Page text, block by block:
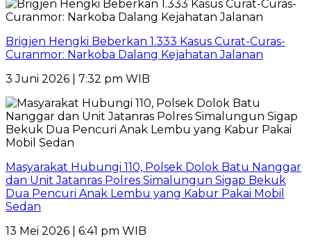
Brigjen Hengki Beberkan 1.333 Kasus Curat-Curas-
Curanmor: Narkoba Dalang Kejahatan Jalanan
3 Juni 2026 | 7:32 pm WIB
Masyarakat Hubungi 110, Polsek Dolok Batu Nanggar
dan Unit Jatanras Polres Simalungun Sigap Bekuk
Dua Pencuri Anak Lembu yang Kabur Pakai Mobil
Sedan
13 Mei 2026 | 6:41 pm WIB